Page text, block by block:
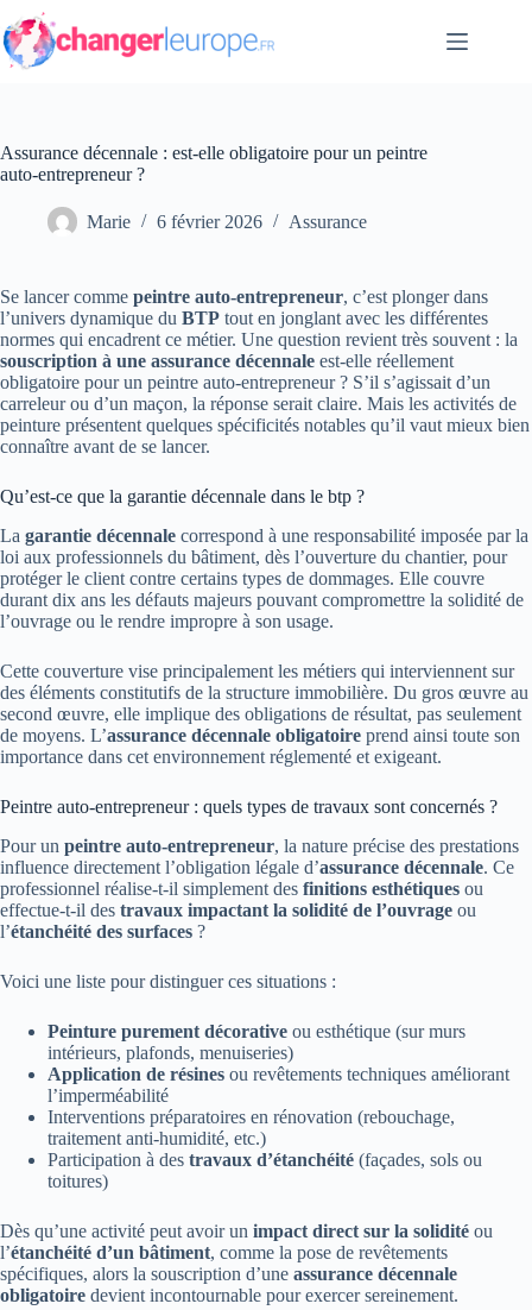
Passer
au
contenu
Assurance décennale : est-elle obligatoire pour un peintre
auto-entrepreneur ?
Marie 6 février 2026 Assurance
Se lancer comme peintre auto-entrepreneur, c’est plonger dans
l’univers dynamique du BTP tout en jonglant avec les différentes
normes qui encadrent ce métier. Une question revient très souvent : la
souscription à une assurance décennale est-elle réellement
obligatoire pour un peintre auto-entrepreneur ? S’il s’agissait d’un
carreleur ou d’un maçon, la réponse serait claire. Mais les activités de
peinture présentent quelques spécificités notables qu’il vaut mieux bien
connaître avant de se lancer.
Qu’est-ce que la garantie décennale dans le btp ?
La garantie décennale correspond à une responsabilité imposée par la
loi aux professionnels du bâtiment, dès l’ouverture du chantier, pour
protéger le client contre certains types de dommages. Elle couvre
durant dix ans les défauts majeurs pouvant compromettre la solidité de
l’ouvrage ou le rendre impropre à son usage.
Cette couverture vise principalement les métiers qui interviennent sur
des éléments constitutifs de la structure immobilière. Du gros œuvre au
second œuvre, elle implique des obligations de résultat, pas seulement
de moyens. L’assurance décennale obligatoire prend ainsi toute son
importance dans cet environnement réglementé et exigeant.
Peintre auto-entrepreneur : quels types de travaux sont concernés ?
Pour un peintre auto-entrepreneur, la nature précise des prestations
influence directement l’obligation légale d’assurance décennale. Ce
professionnel réalise-t-il simplement des finitions esthétiques ou
effectue-t-il des travaux impactant la solidité de l’ouvrage ou
l’étanchéité des surfaces ?
Voici une liste pour distinguer ces situations :
Peinture purement décorative ou esthétique (sur murs
intérieurs, plafonds, menuiseries)
Application de résines ou revêtements techniques améliorant
l’imperméabilité
Interventions préparatoires en rénovation (rebouchage,
traitement anti-humidité, etc.)
Participation à des travaux d’étanchéité (façades, sols ou
toitures)
Dès qu’une activité peut avoir un impact direct sur la solidité ou
l’étanchéité d’un bâtiment, comme la pose de revêtements
spécifiques, alors la souscription d’une assurance décennale
obligatoire devient incontournable pour exercer sereinement.